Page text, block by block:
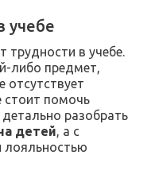
учебе
трудности в учебе.
либо предмет,
отсутствует
стоит помочь
разобрать
детей , а с